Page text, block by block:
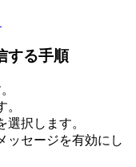
する手順
択します。
ッセージを有効にし